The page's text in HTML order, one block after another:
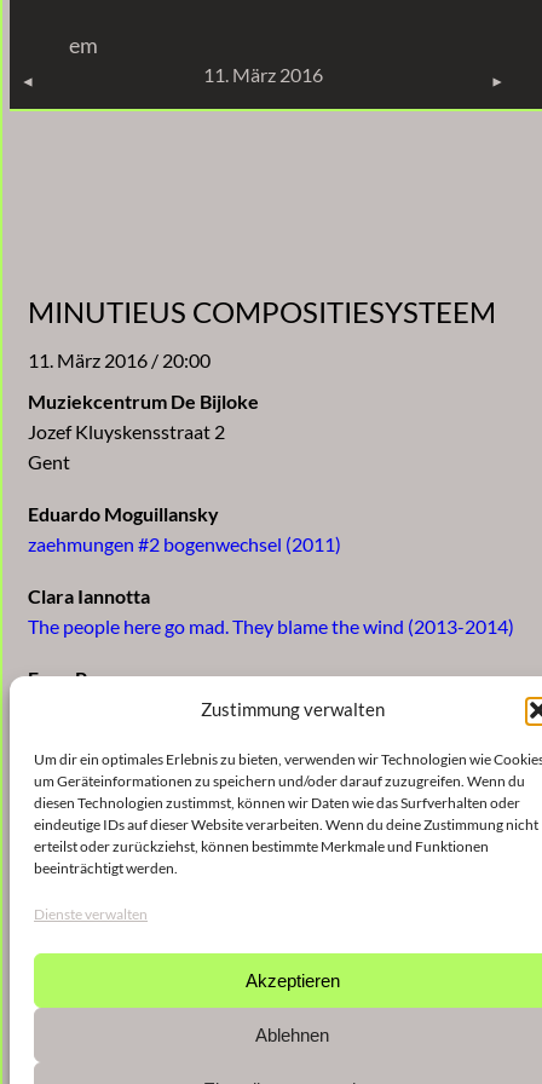
Zustimmung verwalten
Um dir ein optimales Erlebnis zu bieten, verwenden wir Technologien wie
um Geräteinformationen zu speichern und/oder darauf zuzugreifen. Wenn du
diesen Technologien zustimmst, können wir Daten wie das Surfverhalten oder
eindeutige IDs auf dieser Website verarbeiten. Wenn du deine Zustimmung nicht
erteilst oder zurückziehst, können bestimmte Merkmale und Funktionen
beeinträchtigt werden.
Dienste verwalten
Akzeptieren
Ablehnen
springen
em
11. März 2016
MINUTIEUS COMPOSITIESYSTEEM
11. März 2016 / 20:00
Muziekcentrum De Bijloke
Jozef Kluyskensstraat 2
Gent
Eduardo Moguillansky
zaehmungen #2 bogenwechsel (2011)
Clara Iannotta
The people here go mad. They blame the wind (2013-2014)
Enno Poppe
Orm Finnendahl
AST (2015)
>> Muziekcentrum De Bijloke